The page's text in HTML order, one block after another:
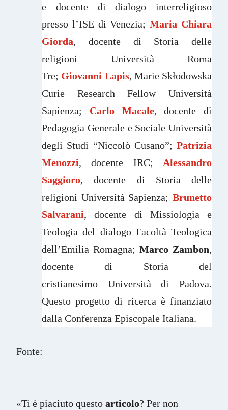
e docente di dialogo interreligioso
presso l’ISE di Venezia;Maria Chiara
Giorda, docente di Storia delle
religioni Università Roma
Tre; Giovanni Lapis, Marie Skłodowska
Curie Research Fellow Università
Sapienza; Carlo Macale, docente di
Pedagogia Generale e Sociale Università
degli Studi “Niccolò Cusano”; Patrizia
Menozzi, docente IRC; Alessandro
Saggioro, docente di Storia delle
religioni Università Sapienza; Brunetto
Salvarani, docente di Missiologia e
Teologia del dialogo Facoltà Teologica
dell’Emilia Romagna; Marco Zambon,
docente di Storia del
cristianesimo Università di Padova.
Questo progetto di ricerca è finanziato
dalla Conferenza Episcopale Italiana.
Fonte:
«Ti è piaciuto questo articolo? Per non